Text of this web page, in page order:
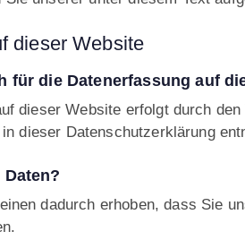
dieser Website
für die Datenerfassung auf
dieser Website erfolgt durch
dieser Datenschutzerklärung
dadurch erhoben, dass Sie